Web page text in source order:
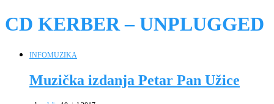
CD KERBER – UNPLUGGED
INFOMUZIKA
Muzička izdanja Petar Pan Užice